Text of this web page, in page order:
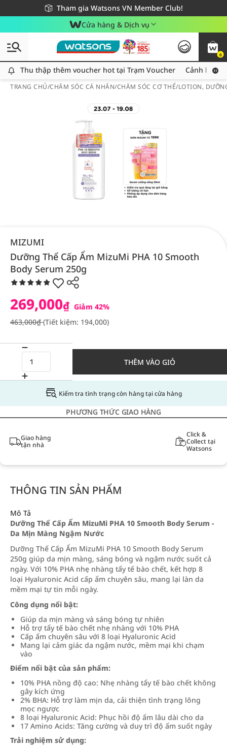
Tham gia Watsons VN Member Club!
Miễn phí giao hàng cho đơn hàng từ 249,000Đ
Giao hàng nhanh 24h - Áp dụng khu vực TP. Hồ Chí Minh
Cửa hàng & Dịch vụ
0
Thu thập thêm voucher hot tại Trạm Voucher
Thu thập thêm voucher hot tại Trạm Voucher Cảnh báo
TRANG CHỦ/CHĂM SÓC CÁ NHÂN/CHĂM SÓC CƠ THỂ/LOTION,
MIZUMI
Dưỡng Thể Cấp Ẩm MizuMi PHA 10 Smooth
Body Serum 250g
269,000₫ Giảm 42%
463,000₫(Tiết kiệm: 194,000)
THÊM VÀO GIỎ
Kiểm tra tình trạng còn hàng tại cửa hàng
PHƯƠNG THỨC GIAO HÀNG
Giao hàng
tận nhà
Click &
Collect tại
Watsons
THÔNG TIN SẢN PHẨM
Mô Tả
Dưỡng Thể Cấp Ẩm MizuMi PHA 10 Smooth Body Serum -
Da Mịn Màng Ngậm Nước
Dưỡng Thể Cấp Ẩm MizuMi PHA 10 Smooth Body Serum
250g giúp da mịn màng, sáng bóng và ngậm nước suốt cả
ngày. Với 10% PHA nhẹ nhàng tẩy tế bào chết, kết hợp 8
loại Hyaluronic Acid cấp ẩm chuyên sâu, mang lại làn da
mềm mại tự tin mỗi ngày.
Công dụng nổi bật:
Giúp da mịn màng và sáng bóng tự nhiên
Hỗ trợ tẩy tế bào chết nhẹ nhàng với 10% PHA
Cấp ẩm chuyên sâu với 8 loại Hyaluronic Acid
Mang lại cảm giác da ngậm nước, mềm mại khi chạm
vào
Điểm nổi bật của sản phẩm:
10% PHA nồng độ cao: Nhẹ nhàng tẩy tế bào chết không
gây kích ứng
2% BHA: Hỗ trợ làm mịn da, cải thiện tình trạng lông
mọc ngược
8 loại Hyaluronic Acid: Phục hồi độ ẩm lâu dài cho da
17 Amino Acids: Tăng cường và duy trì độ ẩm suốt ngày
Trải nghiệm sử dụng: